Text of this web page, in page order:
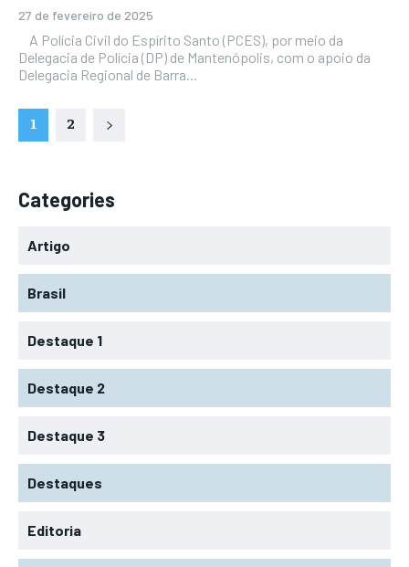
27 de fevereiro de 2025
Delegacia de Polícia (DP) de Mantenópolis, com o apoio da
Delegacia Regional de Barra...
1 2
Categories
Artigo
Brasil
Destaque 1
Destaque 2
Destaque 3
Destaques
Editoria